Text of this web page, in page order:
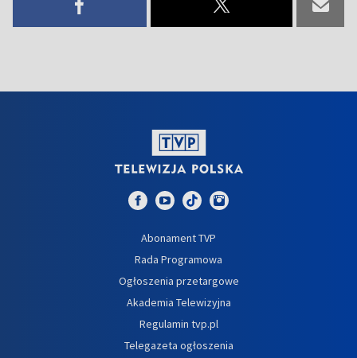
Abonament TVP
Rada Programowa
Ogłoszenia przetargowe
Akademia Telewizyjna
Regulamin tvp.pl
Telegazeta ogłoszenia